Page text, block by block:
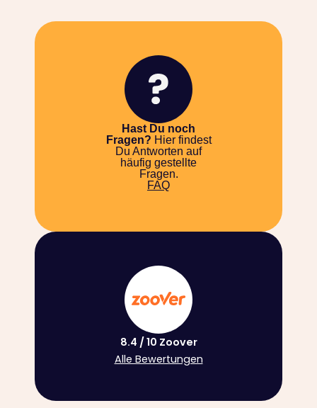
Hast Du noch
Fragen? Hier findest
Du Antworten auf
häufig gestellte
Fragen.
FAQ
8.4 / 10 Zoover
Alle Bewertungen